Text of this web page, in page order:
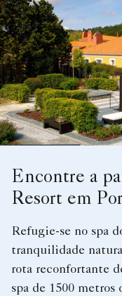
Encontre a
Resort em
Refugie-se no spa
tranquilidade
rota reconfortante
spa de 1500 metros